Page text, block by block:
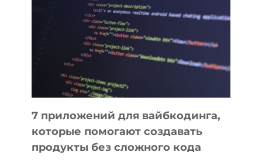
ИНСТРУМЕНТОВ
ДЛЯ
РАБОТЫ
7 приложений для вайбкодинга,
которые помогают создавать
продукты без сложного кода